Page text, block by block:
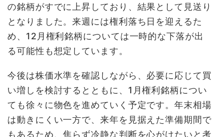
の銘柄がすでに上昇しており、結果として見送り
となりました。来週には権利落ち日を迎えるた
め、12月権利銘柄については一時的な下落が出
る可能性も想定しています。
今後は株価水準を確認しながら、必要に応じて買
い増しを検討するとともに、1月権利銘柄につい
ても徐々に物色を進めていく予定です。年末相場
は動きにくい一方で、来年を見据えた準備期間で
もあるため、焦らず冷静な判断を心がけたいと考